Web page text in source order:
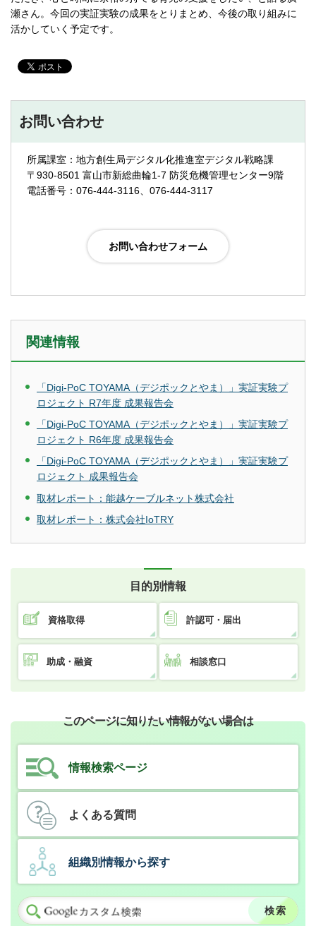
瀬さん。今回の実証実験の成果をとりまとめ、今後の取り組みに
活かしていく予定です。
お問い合わせ
所属課室：地方創生局デジタル化推進室デジタル戦略課
〒930-8501 富山市新総曲輪1-7 防災危機管理センター9階
電話番号：076-444-3116、076-444-3117
関連情報
「Digi-PoC TOYAMA（デジポックとやま）」実証実験プ
ロジェクト R7年度 成果報告会
「Digi-PoC TOYAMA（デジポックとやま）」実証実験プ
ロジェクト R6年度 成果報告会
「Digi-PoC TOYAMA（デジポックとやま）」実証実験プ
ロジェクト 成果報告会
取材レポート：能越ケーブルネット株式会社
取材レポート：株式会社IoTRY
目的別情報
資格取得 許認可・届出
助成・融資 相談窓口
このページに知りたい情報がない場合は
情報検索ページ
よくある質問
組織別情報から探す